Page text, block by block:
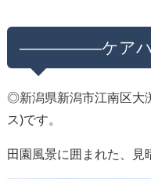
—————ケアハ
◎新潟県新潟市江南区大
ス)です。
田園風景に囲まれた、見